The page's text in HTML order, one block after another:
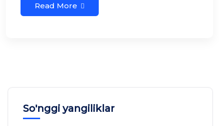
Read More
So'nggi yangiliklar